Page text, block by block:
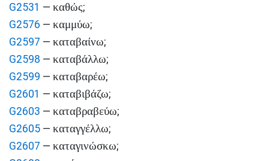
G2531 — καθώς;
G2576 — καμμύω;
G2597 — καταβαίνω;
G2598 — καταβάλλω;
G2599 — καταβαρέω;
G2601 — καταβιβάζω;
G2603 — καταβραβεύω;
G2605 — καταγγέλλω;
G2607 — καταγινώσκω;